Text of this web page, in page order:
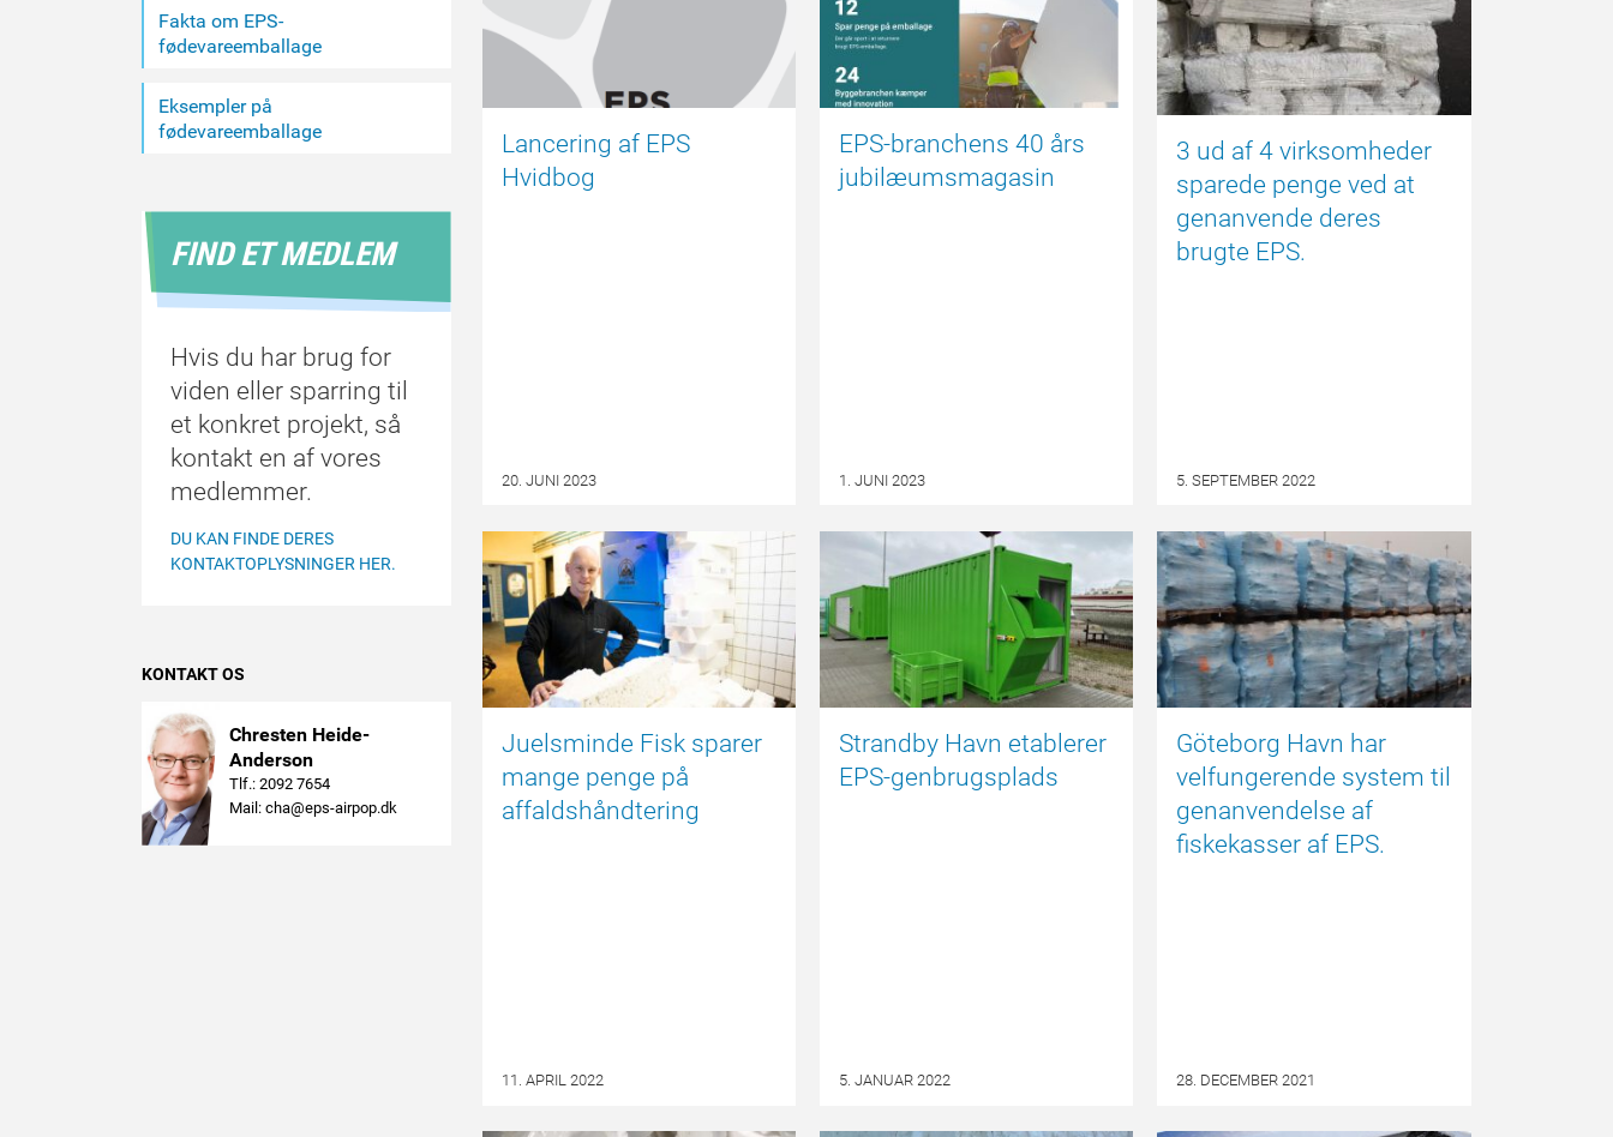
Fakta om EPS-
fødevareemballage
Eksempler på
fødevareemballage
FIND ET MEDLEM
Hvis du har brug for
viden eller sparring til
et konkret projekt, så
kontakt en af vores
medlemmer.
DU KAN FINDE DERES
KONTAKTOPLYSNINGER HER.
KONTAKT OS
Chresten Heide-
Anderson
Tlf.: 2092 7654
Mail: cha@eps-airpop.dk
Lancering af EPS
Hvidbog
20. JUNI 2023
EPS-branchens 40 års
jubilæumsmagasin
1. JUNI 2023
3 ud af 4 virksomheder
sparede penge ved at
genanvende deres
brugte EPS.
5. SEPTEMBER 2022
Juelsminde Fisk sparer
mange penge på
affaldshåndtering
11. APRIL 2022
EPSBLOGGEN
Strandby Havn etablerer
EPS-genbrugsplads
5. JANUAR 2022
EPSBLOGGEN
Göteborg Havn har
velfungerende system til
genanvendelse af
fiskekasser af EPS.
28. DECEMBER 2021
EPSBLOGGEN